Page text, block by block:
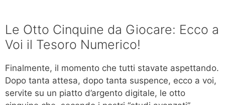
Le Otto Cinquine da Giocare: Ecco a
Voi il Tesoro Numerico!
Finalmente, il momento che tutti stavate aspettando.
Dopo tanta attesa, dopo tanta suspence, ecco a voi,
servite su un piatto d’argento digitale, le otto